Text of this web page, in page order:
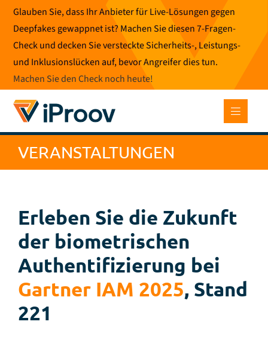
Zum
Inhalt
springen
Glauben Sie, dass Ihr Anbieter für Live-Lösungen gegen
Deepfakes gewappnet ist? Machen Sie diesen 7-Fragen-
Check und decken Sie versteckte Sicherheits-, Leistungs-
und Inklusionslücken auf, bevor Angreifer dies tun.
Machen Sie den Check noch heute!
VERANSTALTUNGEN
Erleben Sie die Zukunft
der biometrischen
Authentifizierung bei
Gartner IAM 2025, Stand
221